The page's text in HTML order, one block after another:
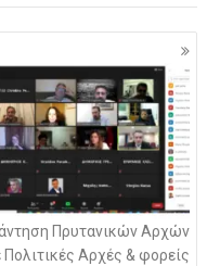
Πρυτανικών Αρχών
Πολιτικές Αρχές & φορείς